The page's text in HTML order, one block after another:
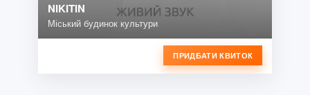
NIKITIN
Міський будинок культури
ПРИДБАТИ КВИТОК